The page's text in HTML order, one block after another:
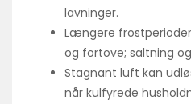
lavninger.
Længere
og fortove; saltning
Stagnant luft kan
når kulfyrede